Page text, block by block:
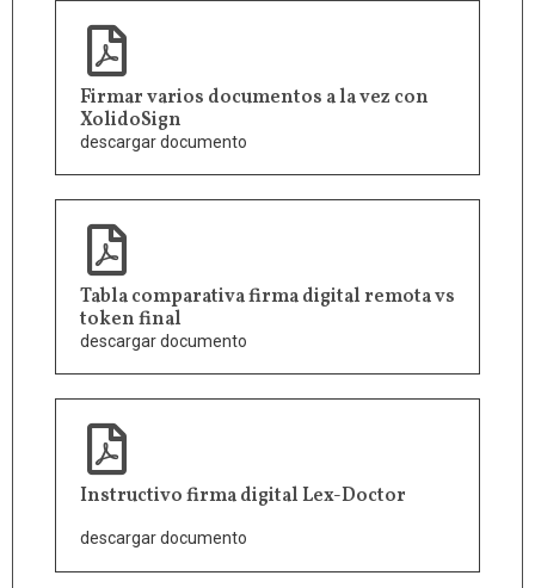
Firmar varios documentos a la vez con
XolidoSign
descargar documento
Tabla comparativa firma digital remota vs
token final
descargar documento
Instructivo firma digital Lex-Doctor
descargar documento